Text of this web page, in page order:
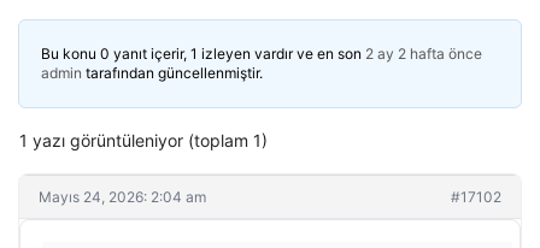
Bu konu 0 yanıt içerir, 1 izleyen vardır ve en son 2 ay 2 hafta önce
admin tarafından güncellenmiştir.
1 yazı görüntüleniyor (toplam 1)
Mayıs 24, 2026: 2:04 am #17102